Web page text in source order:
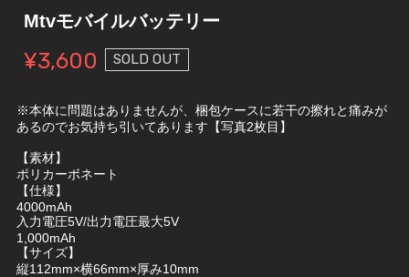
Mtvモバイルバッテリー
¥3,600 SOLD OUT
※本体に問題はありませんが、梱包ケースに若干の擦れと痛みが
あるのでお気持ち引いてあります【写真2枚目】
【素材】
ポリカーボネート
【仕様】
4000mAh
入力電圧5V/出力電圧最大5V
1,000mAh
【サイズ】
縦112mm×横66mm×厚み10mm